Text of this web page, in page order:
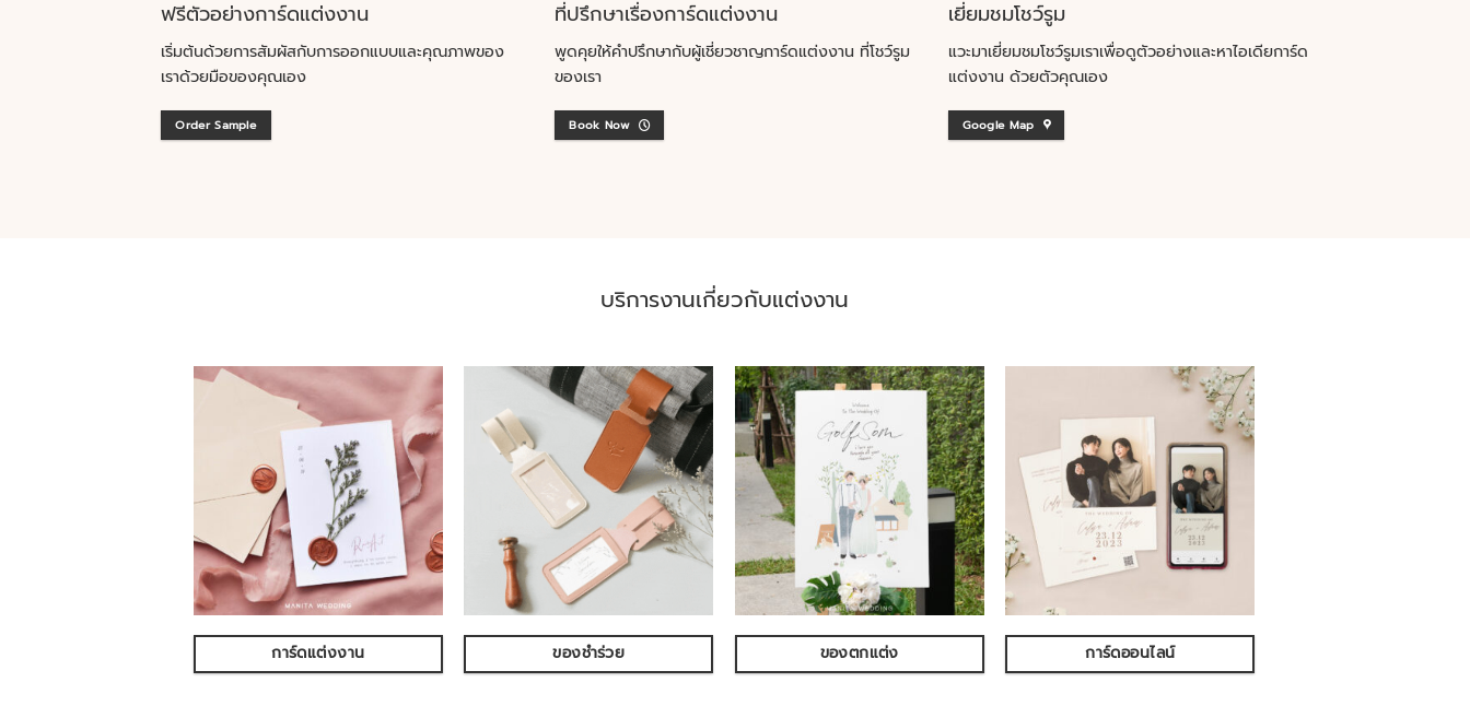
ฟรีตัวอย่างการ์ดแต่งงาน
เริ่มต้นด้วยการสัมผัสกับการออกแบบและคุณภาพของ
เราด้วยมือของคุณเอง
Order Sample
ที่ปรึกษาเรื่องการ์ดแต่งงาน
พูดคุยให้คำปรึกษากับผู้เชี่ยวชาญการ์ดแต่งงาน ที่โชว์รูม
ของเรา
Book Now
เยี่ยมชมโชว์รูม
แวะมาเยี่ยมชมโชว์รูมเราเพื่อดูตัวอย่างและหาไอเดียการ์ด
แต่งงาน ด้วยตัวคุณเอง
Google Map
บริการงานเกี่ยวกับแต่งงาน
การ์ดแต่งงาน ของชำร่วย ของตกแต่ง การ์ดออนไลน์